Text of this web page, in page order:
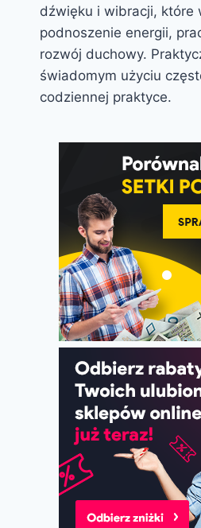
dźwięku i wibracji, które
podnoszenie energii,
rozwój duchowy.
świadomym użyciu
codziennej praktyce.